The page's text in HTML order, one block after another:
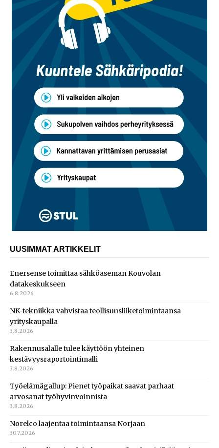
UUSIMMAT ARTIKKELIT
Enersense toimittaa sähköaseman Kouvolan
datakeskukseen
6.8.2026
NK-tekniikka vahvistaa teollisuusliiketoimintaansa
yrityskaupalla
3.8.2026
Rakennusalalle tulee käyttöön yhteinen
kestävyysraportointimalli
3.8.2026
Työelämägallup: Pienet työpaikat saavat parhaat
arvosanat työhyvinvoinnista
3.8.2026
Norelco laajentaa toimintaansa Norjaan
30.7.2026